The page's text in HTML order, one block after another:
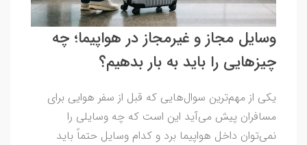
وسایل مجاز و غیرمجاز در هواپیما؛ چه
چیزهایی را باید به بار بدهیم؟
یکی از مهم‌ترین سوال‌هایی که قبل از سفر هوایی برای
مسافران پیش می‌آید این است که چه وسایلی را
نمی‌توان داخل هواپیما برد و کدام وسایل حتماً باید